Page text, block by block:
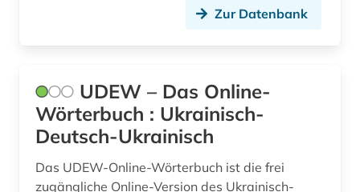
Zur Datenbank
UDEW – Das Online-
Wörterbuch : Ukrainisch-
Deutsch-Ukrainisch
Das UDEW-Online-Wörterbuch ist die frei
zugängliche Online-Version des Ukrainisch-